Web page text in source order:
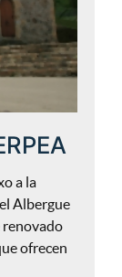
a la
Albergue
ofrecen